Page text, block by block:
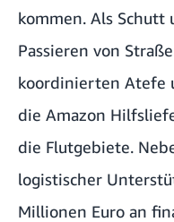
kommen. Als Schutt
Passieren von
koordinierten Atefe
die Amazon
die Flutgebiete.
logistischer
Millionen Euro an